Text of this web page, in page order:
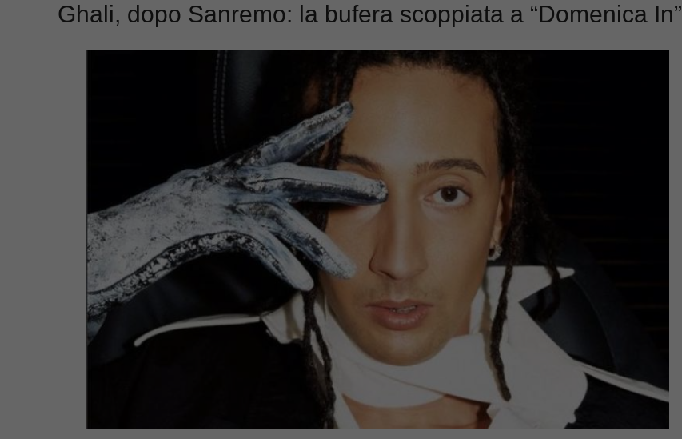
Ghali, dopo Sanremo: la bufera scoppiata a “Domenica In”